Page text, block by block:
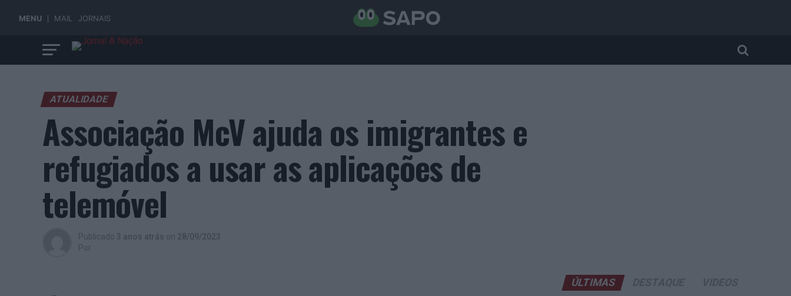
MENU MAIL JORNAIS
ATUALIDADE
Associação McV ajuda os imigrantes e
refugiados a usar as aplicações de
telemóvel
Publicado 3 anos atrás on 28/09/2023
Por
ÚLTIMAS